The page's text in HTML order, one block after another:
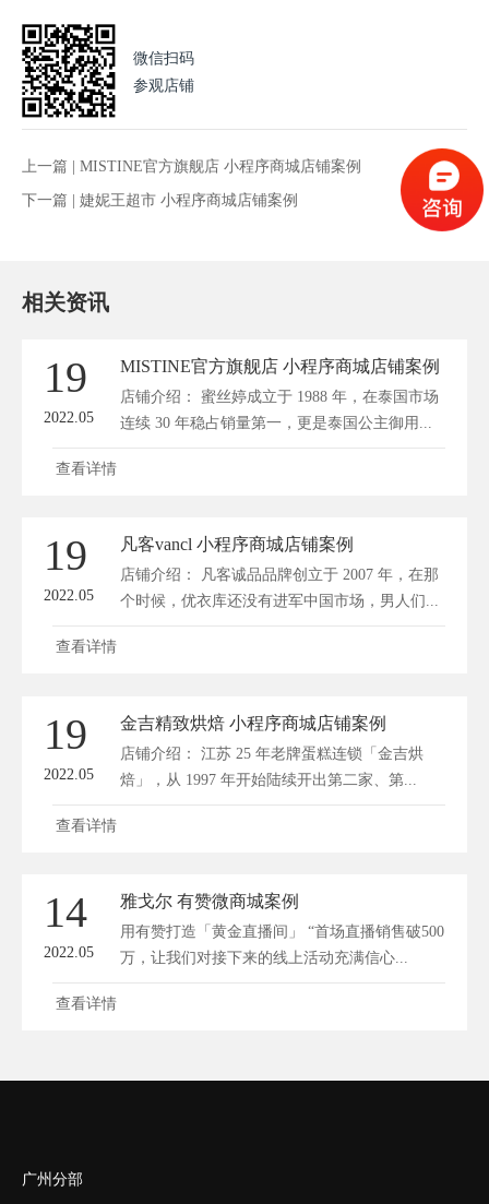
微信扫码
参观店铺
上一篇 | MISTINE官方旗舰店 小程序商城店铺案例
下一篇 | 婕妮王超市 小程序商城店铺案例
相关资讯
19
2022.05
MISTINE官方旗舰店 小程序商城店铺案例
店铺介绍： 蜜丝婷成立于 1988 年，在泰国市场
连续 30 年稳占销量第一，更是泰国公主御用...
查看详情
19
2022.05
凡客vancl 小程序商城店铺案例
店铺介绍： 凡客诚品品牌创立于 2007 年，在那
个时候，优衣库还没有进军中国市场，男人们...
查看详情
19
2022.05
金吉精致烘焙 小程序商城店铺案例
店铺介绍： 江苏 25 年老牌蛋糕连锁「金吉烘
焙」，从 1997 年开始陆续开出第二家、第...
查看详情
14
2022.05
雅戈尔 有赞微商城案例
用有赞打造「黄金直播间」 “首场直播销售破500
万，让我们对接下来的线上活动充满信心...
查看详情
广州分部